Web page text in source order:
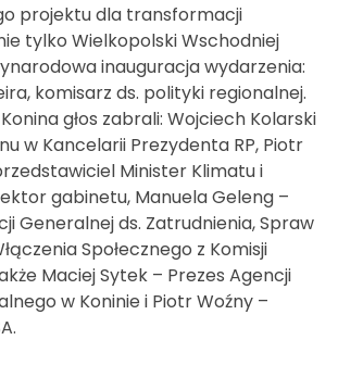
projektu dla transformacji
tylko Wielkopolski Wschodniej
inauguracja wydarzenia:
komisarz ds. polityki regionalnej.
głos zabrali: Wojciech Kolarski
w Kancelarii Prezydenta RP, Piotr
Minister Klimatu i
gabinetu, Manuela Geleng –
Generalnej ds. Zatrudnienia, Spraw
Społecznego z Komisji
Maciej Sytek – Prezes Agencji
w Koninie i Piotr Woźny –